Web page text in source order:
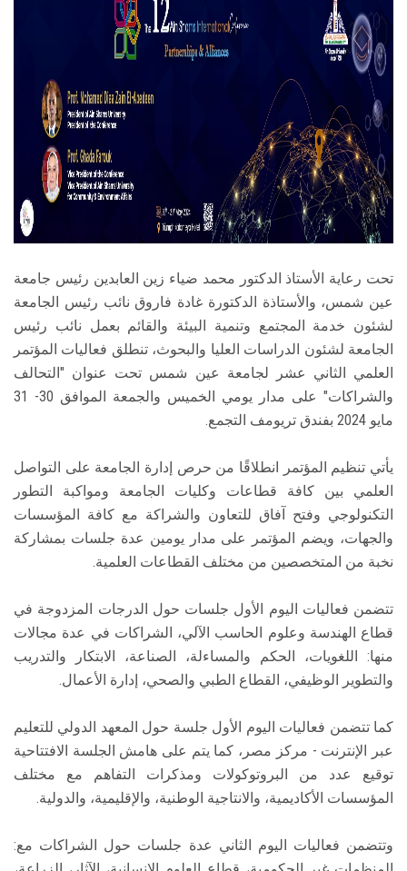
هيئة التدريس
الدراسات العليا
الخريجين
الموظفون
الزائـرون
سجل الان
تحت رعاية الأستاذ الدكتور محمد ضياء زين العابدين رئيس جامعة
عين ‏شمس، والأستاذة الدكتورة غادة فاروق نائب رئيس الجامعة
لشئون خدمة المجتمع وتنمية البيئة والقائم بعمل نائب رئيس
الجامعة لشئون الدراسات العليا ‏والبحوث، تنطلق فعاليات المؤتمر
العلمي الثاني عشر لجامعة عين شمس تحت عنوان "التحالف
‏والشراكات" على مدار يومي الخميس والجمعة الموافق 30- 31
مايو 2024 بفندق تريومف التجمع.
يأتي تنظيم المؤتمر انطلاقًا من حرص إدارة الجامعة على التواصل
العلمي بين كافة قطاعات ‏وكليات الجامعة ومواكبة التطور
التكنولوجي وفتح آفاق للتعاون والشراكة مع كافة المؤسسات
‏والجهات، ويضم المؤتمر على مدار يومين عدة جلسات بمشاركة
نخبة من المتخصصين من مختلف القطاعات العلمية.
تتضمن فعاليات اليوم الأول جلسات حول الدرجات المزدوجة في
قطاع الهندسة وعلوم الحاسب الآلي، الشراكات في عدة مجالات
منها: اللغويات، الحكم والمساءلة، الصناعة، الابتكار والتدريب
والتطوير الوظيفي، القطاع الطبي والصحي، إدارة الأعمال.
كما تتضمن فعاليات اليوم الأول جلسة حول المعهد الدولي للتعليم
عبر الإنترنت - مركز مصر، كما يتم على هامش الجلسة الافتتاحية
توقيع عدد من البروتوكولات ومذكرات التفاهم مع مختلف
المؤسسات الأكاديمية، والانتاجية الوطنية، والإقليمية، والدولية.
وتتضمن فعاليات اليوم الثاني عدة جلسات حول الشراكات مع: